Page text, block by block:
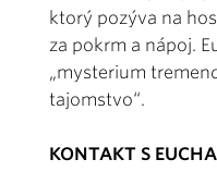
ktorý pozýva na
za pokrm a nápoj.
„mysterium
tajomstvo“.
KONTAKT S